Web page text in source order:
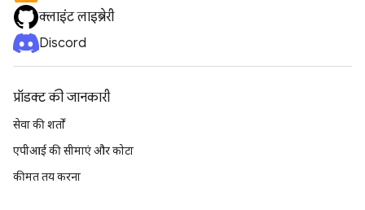
क्लाइंट लाइब्रेरी
Discord
प्रॉडक्ट की जानकारी
सेवा की शर्तों
एपीआई की सीमाएं और कोटा
कीमत तय करना